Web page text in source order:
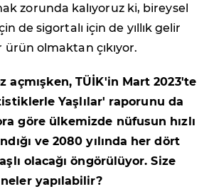
zorunda kalıyoruz ki, bireysel
de sigortalı için de yıllık gelir
ürün olmaktan çıkıyor.
açmışken, TÜİK'in Mart 2023'te
Yaşlılar' raporunu da
göre ülkemizde nüfusun hızlı
ve 2080 yılında her dört
olacağı öngörülüyor. Size
yapılabilir?